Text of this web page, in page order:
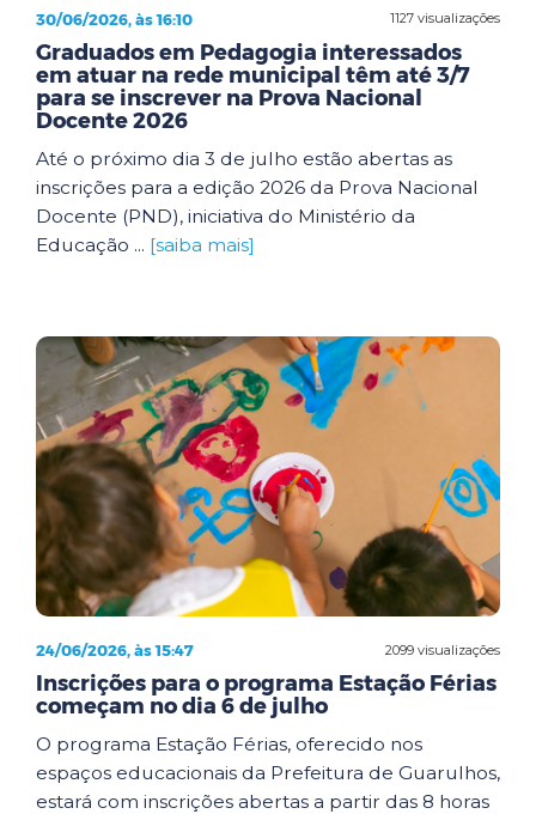
1127 visualizações
30/06/2026, às 16:10
Graduados em Pedagogia interessados
em atuar na rede municipal têm até 3/7
para se inscrever na Prova Nacional
Docente 2026
Até o próximo dia 3 de julho estão abertas as
inscrições para a edição 2026 da Prova Nacional
Docente (PND), iniciativa do Ministério da
Educação ... [saiba mais]
2099 visualizações
24/06/2026, às 15:47
Inscrições para o programa Estação Férias
começam no dia 6 de julho
O programa Estação Férias, oferecido nos
espaços educacionais da Prefeitura de Guarulhos,
estará com inscrições abertas a partir das 8 horas